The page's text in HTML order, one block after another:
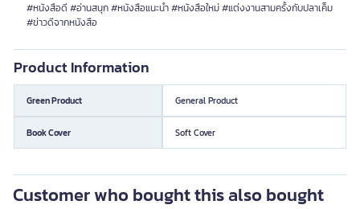
#หนังสือดี #อ่านสนุก #หนังสือแนะนำ #หนังสือใหม่ #แต่งงานสามครั้งกับปลาเค็ม
#ข่าวดีจากหนังสือ
Product Information
Green Product General Product
Book Cover Soft Cover
Customer who bought this also bought